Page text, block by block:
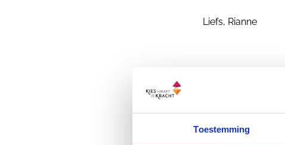
Toestemming
Liefs, Rianne
Wil je